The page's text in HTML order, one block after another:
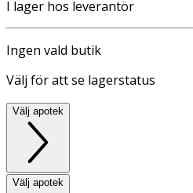
I lager hos leverantör
Ingen vald butik
Välj för att se lagerstatus
Välj apotek
Välj apotek